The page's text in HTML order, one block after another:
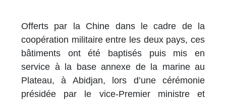
Offerts par la Chine dans le cadre de la
coopération militaire entre les deux pays, ces
bâtiments ont été baptisés puis mis en
service à la base annexe de la marine au
Plateau, à Abidjan, lors d’une cérémonie
présidée par le vice-Premier ministre et